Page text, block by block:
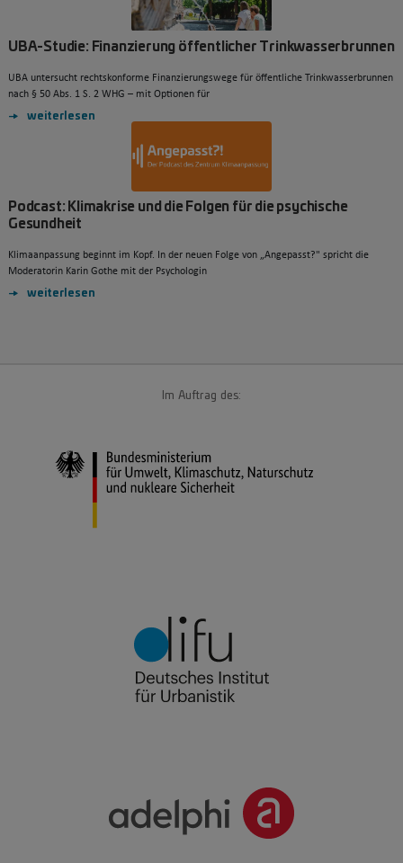
UBA-Studie: Finanzierung öffentlicher Trinkwasserbrunnen
UBA untersucht rechtskonforme Finanzierungswege für öffentliche Trinkwasserbrunnen
nach § 50 Abs. 1 S. 2 WHG – mit Optionen für
weiterlesen
Podcast: Klimakrise und die Folgen für die psychische
Gesundheit
Klimaanpassung beginnt im Kopf. In der neuen Folge von „Angepasst?" spricht die
Moderatorin Karin Gothe mit der Psychologin
weiterlesen
Im Auftrag des: